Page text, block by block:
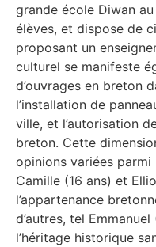
grande école Diwan
élèves, et dispose de
proposant un
culturel se manifeste
d’ouvrages en breton
l’installation de
ville, et l’autorisation
breton. Cette
opinions variées
Camille (16 ans) et
l’appartenance
d’autres, tel
l’héritage historique